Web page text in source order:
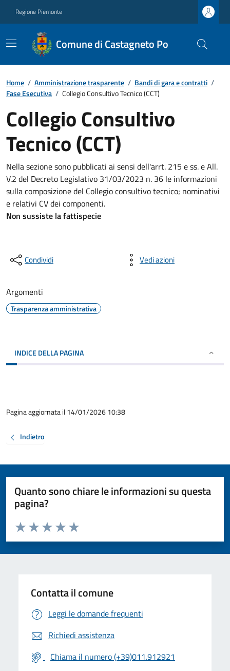
Regione Piemonte
Comune di Castagneto Po
Home / Amministrazione trasparente / Bandi di gara e contratti /
Fase Esecutiva / Collegio Consultivo Tecnico (CCT)
Collegio Consultivo
Tecnico (CCT)
Nella sezione sono pubblicati ai sensi dell'arrt. 215 e ss. e All.
V.2 del Decreto Legislativo 31/03/2023 n. 36 le informazioni
sulla composizione del Collegio consultivo tecnico; nominativi
e relativi CV dei componenti.
Non sussiste la fattispecie
Condividi Vedi azioni
Argomenti
Trasparenza amministrativa
INDICE DELLA PAGINA
Pagina aggiornata il 14/01/2026 10:38
Indietro
Quanto sono chiare le informazioni su questa
pagina?
Valuta da 1 a 5 stelle la pagina
Valuta 5 stelle su 5
Valuta 4 stelle su 5
Valuta 3 stelle su 5
Valuta 2 stelle su 5
Valuta 1 stelle su 5
Contatta il comune
Leggi le domande frequenti
Richiedi assistenza
Chiama il numero (+39)011.912921